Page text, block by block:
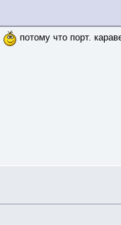
потому что порт.